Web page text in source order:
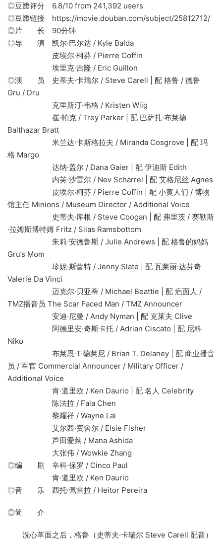
◎豆瓣评分 6.8/10 from 241,392 users
◎豆瓣链接 https://movie.douban.com/subject/25812712/
◎片 长 90分钟
◎导 演 凯尔·巴尔达 / Kyle Balda
皮埃尔·柯芬 / Pierre Coffin
埃里克·吉隆 / Eric Guillon
◎演 员 史蒂夫·卡瑞尔 / Steve Carell | 配 格鲁 / 德鲁
Gru / Dru
克里斯汀·韦格 / Kristen Wiig
崔·帕克 / Trey Parker | 配 巴萨扎·布莱德
Balthazar Bratt
米兰达·卡斯格拉夫 / Miranda Cosgrove | 配 玛
格 Margo
达纳·盖尔 / Dana Gaier | 配 伊迪斯 Edith
内芙·沙雷尔 / Nev Scharrel | 配 艾格尼丝 Agnes
皮埃尔·柯芬 / Pierre Coffin | 配 小黄人们 / 博物
馆主任 Minions / Museum Director / Additional Voice
史蒂夫·库根 / Steve Coogan | 配 弗里茨 / 赛勒斯
·拉姆斯博特姆 Fritz / Silas Ramsbottom
朱莉·安德鲁斯 / Julie Andrews | 配 格鲁的妈妈
Gru’s Mom
珍妮·斯蕾特 / Jenny Slate | 配 瓦莱丽·达芬奇
Valerie Da Vinci
迈克尔·贝亚蒂 / Michael Beattie | 配 疤面人 /
TMZ播音员 The Scar Faced Man / TMZ Announcer
安迪·尼曼 / Andy Nyman | 配 克莱夫 Clive
阿德里安·奇斯卡托 / Adrian Ciscato | 配 尼科
Niko
布莱恩·T·德莱尼 / Brian T. Delaney | 配 商业播音
员 / 军官 Commercial Announcer / Military Officer /
Additional Voice
肯·道里欧 / Ken Daurio | 配 名人 Celebrity
陈法拉 / Fala Chen
黎耀祥 / Wayne Lai
艾尔西·费舍尔 / Elsie Fisher
芦田爱菜 / Mana Ashida
大张伟 / Wowkie Zhang
◎编 剧 辛科·保罗 / Cinco Paul
肯·道里欧 / Ken Daurio
◎音 乐 西托·佩雷拉 / Heitor Pereira
◎简 介
洗心革面之后，格鲁（史蒂夫·卡瑞尔 Steve Carell 配音）